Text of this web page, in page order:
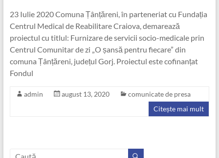
23 Iulie 2020 Comuna Țânțăreni, în parteneriat cu Fundația
Centrul Medical de Reabilitare Craiova, demarează
proiectul cu titlul: Furnizare de servicii socio-medicale prin
Centrul Comunitar de zi „O șansă pentru fiecare” din
comuna Țânțăreni, județul Gorj. Proiectul este cofinanțat
Fondul
admin august 13, 2020
comunicate de presa
Citește mai mult